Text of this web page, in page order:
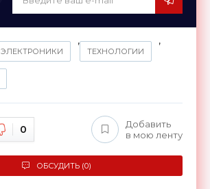
,
ТЕХНОЛОГИИ
,
0
Добавить
в мою ленту
ОБСУДИТЬ (0)